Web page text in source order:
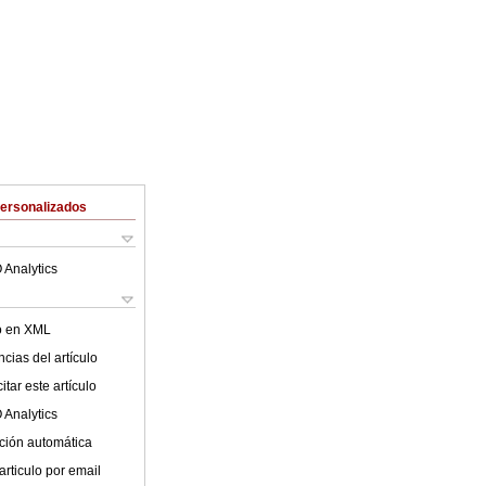
Analytics
en XML
del artículo
este artículo
Analytics
automática
por email